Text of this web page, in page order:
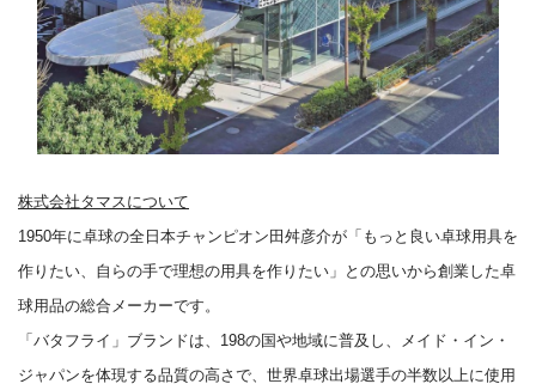
株式会社タマスについて
1950年に卓球の全日本チャンピオン田舛彦介が「もっと良い卓球用具を
作りたい、自らの手で理想の用具を作りたい」との思いから創業した卓
球用品の総合メーカーです。
「バタフライ」ブランドは、198の国や地域に普及し、メイド・イン・
ジャパンを体現する品質の高さで、世界卓球出場選手の半数以上に使用